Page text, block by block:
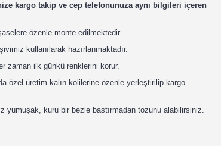
kargo takip ve cep telefonunuza aynı bilgileri içeren
özenle monte edilmektedir.
kullanılarak hazırlanmaktadır.
zaman ilk günkü renklerini korur.
özel üretim kalın kolilerine özenle yerleştirilip kargo
yumuşak, kuru bir bezle bastırmadan tozunu alabilirsiniz.